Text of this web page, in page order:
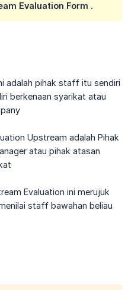
Evaluation Form .
adalah pihak staff itu sendiri
berkenaan syarikat atau
Upstream adalah Pihak
atau pihak atasan
Evaluation ini merujuk
staff bawahan beliau